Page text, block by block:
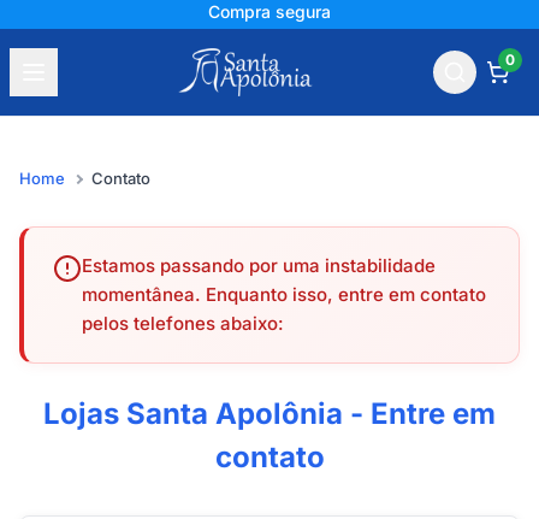
Compra segura
0
Home Contato
Estamos passando por uma instabilidade
momentânea. Enquanto isso, entre em contato
pelos telefones abaixo:
Lojas Santa Apolônia - Entre em
contato